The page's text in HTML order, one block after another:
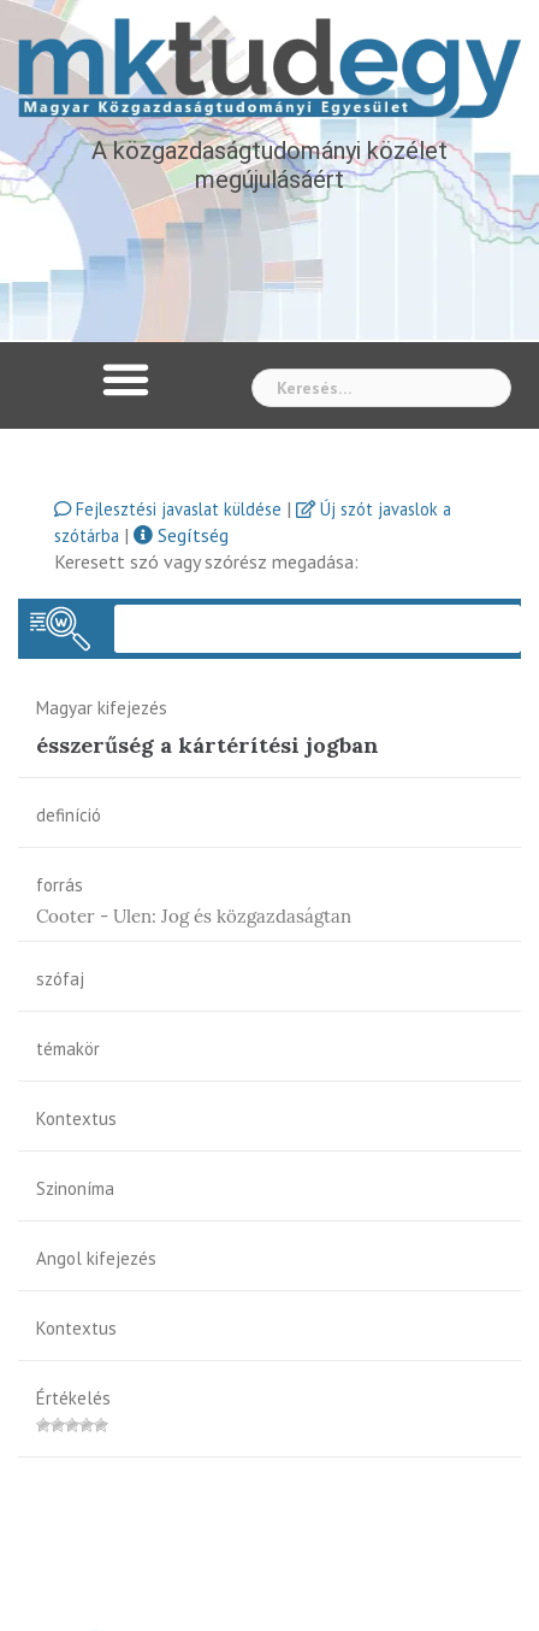
A közgazdaságtudományi közélet
megújulásáért
Fejlesztési javaslat küldése |
Új szót javaslok a
szótárba |
Segítség
Keresett szó vagy szórész megadása:
Magyar kifejezés
ésszerűség a kártérítési jogban
definíció
forrás
Cooter - Ulen: Jog és közgazdaságtan
szófaj
témakör
Kontextus
Szinoníma
Angol kifejezés
Kontextus
Értékelés